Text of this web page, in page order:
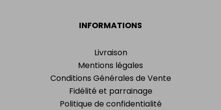
INFORMATIONS
Livraison
Mentions légales
Conditions Générales de Vente
Fidélité et parrainage
Politique de confidentialité